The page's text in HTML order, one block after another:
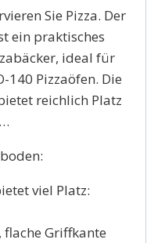
Sie Pizza. Der
ein praktisches
ideal für
140 Pizzaöfen. Die
reichlich Platz
viel Platz:
flache Griffkante